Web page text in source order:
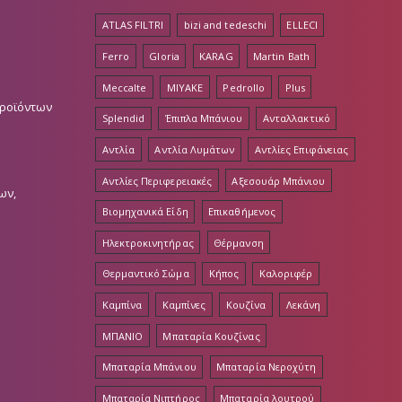
ATLAS FILTRI bizi and tedeschi ELLECI
Ferro Gloria KARAG Martin Bath
Meccalte MIYAKE Pedrollo Plus
Splendid Έπιπλα Μπάνιου Ανταλλακτικό
Αντλία Αντλία Λυμάτων Αντλίες Επιφάνειας
Αντλίες Περιφερειακές Αξεσουάρ Μπάνιου
Βιομηχανικά Είδη Επικαθήμενος
Ηλεκτροκινητήρας Θέρμανση
Θερμαντικό Σώμα Κήπος Καλοριφέρ
Καμπίνα Καμπίνες Κουζίνα Λεκάνη
ΜΠΑΝΙΟ Μπαταρία Κουζίνας
Μπαταρία Μπάνιου Μπαταρία Νεροχύτη
Μπαταρία Νιπτήρος Μπαταρία λουτρού